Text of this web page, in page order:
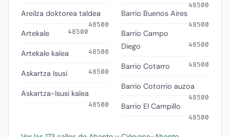
Areilza doktorea taldea
48500
Artekale 48500
Artekale kalea 48500
Askartza Isusi 48500
Askartza-Isusi kalea
48500
48500
Barrio Buenos Aires
48500
Barrio Campo
Diego
48500
Barrio Cotarro 48500
Barrio Cotorrio auzoa
48500
Barrio El Campillo
48500